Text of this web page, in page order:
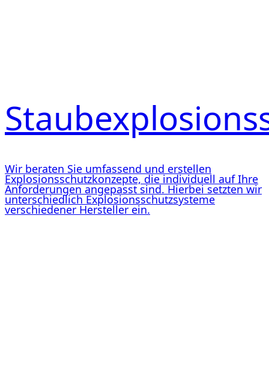
Wir beraten Sie umfassend und erstellen
Explosionsschutzkonzepte, die individuell auf Ihre
Anforderungen angepasst sind. Hierbei setzten wir
unterschiedlich Explosionsschutzsysteme
verschiedener Hersteller ein.